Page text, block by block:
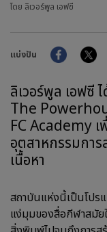
โดย ลิเวอร์พูล เอฟซี
แบ่งปัน
ลิเวอร์พูล เอฟซี ได้ร่วมมือกับ Google Pixel และ
The
FC Academy
อุตสาหกรรมกา
เนื้อหา
สถาบันแห่งนี้เป็นโปร
แง่มุมของสื่อกีฬาสมัย